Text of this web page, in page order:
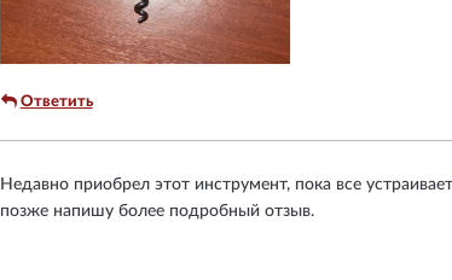
Ответить
Недавно приобрел этот инструмент, пока все
позже напишу более подробный отзыв.